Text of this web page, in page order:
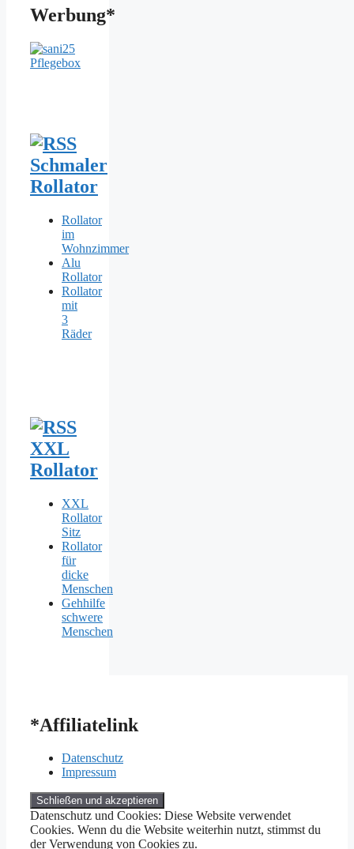
Werbung*
Schmaler
Rollator
Rollator
im
Wohnzimmer
Alu
Rollator
Rollator
mit
3
Räder
XXL
Rollator
XXL
Rollator
Sitz
Rollator
für
dicke
Menschen
Gehhilfe
schwere
Menschen
*Affiliatelink
Datenschutz
Impressum
Datenschutz und Cookies: Diese Website verwendet
Cookies. Wenn du die Website weiterhin nutzt, stimmst du
der Verwendung von Cookies zu.